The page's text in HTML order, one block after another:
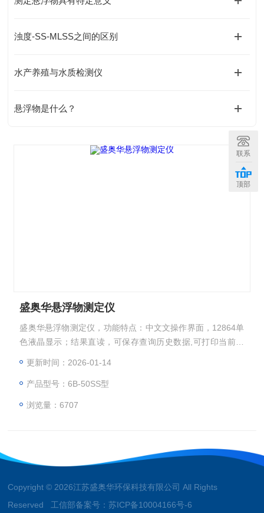
浊度-SS-MLSS之间的区别
水产养殖与水质检测仪
悬浮物是什么？
盛奥华悬浮物测定仪
盛奥华悬浮物测定仪，功能特点：中文文操作界面，12864单
色液晶显示；结果直读，可保存查询历史数据,可打印当前数
更新时间：2026-01-14
产品型号：6B-50SS型
浏览量：6707
Copyright © 2026江苏盛奥华环保科技有限公司 All Rights
Reserved 工信部备案号：苏ICP备10004166号-6
联系
顶部